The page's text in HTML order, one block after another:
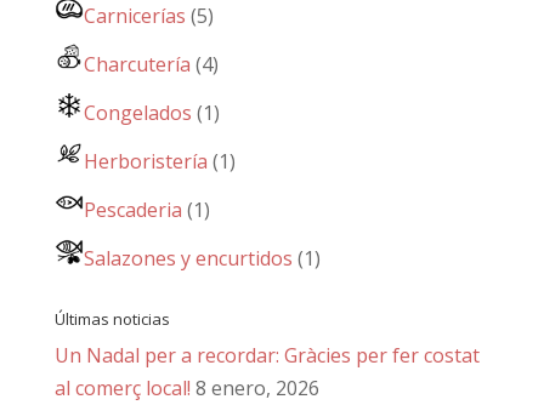
Carnicerías (5)
Charcutería (4)
Congelados (1)
Herboristería (1)
Pescaderia (1)
Salazones y encurtidos (1)
Últimas noticias
Un Nadal per a recordar: Gràcies per fer costat
al comerç local! 8 enero, 2026